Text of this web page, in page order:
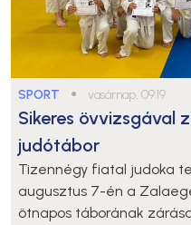
SPORT ● vasárnap, 09:19
Sikeres övvizsgával
judótábor
Tizennégy fiatal judoka
augusztus 7-én a
ötnapos táborának